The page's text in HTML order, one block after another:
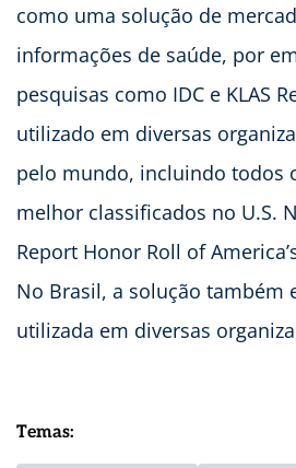
como uma solução de
informações de saúde, por
pesquisas como IDC e KLAS
utilizado em diversas
pelo mundo, incluindo todos
melhor classificados no U.S.
Report Honor Roll of
No Brasil, a solução também
utilizada em diversas
Temas: